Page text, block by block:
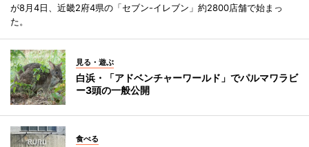
が8月4日、近畿2府4県の「セブン-イレブン」約2800店舗で始まっ
た。
見る・遊ぶ
白浜・「アドベンチャーワールド」でパルマワラビ
ー3頭の一般公開
食べる